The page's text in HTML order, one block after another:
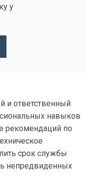
у
и ответственный
навыков
рекомендаций по
срок службы
непредвиденных